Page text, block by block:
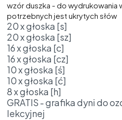
wzór duszka - do wydrukowania
potrzebnych jest ukrytych słów
20 x głoska [s]
20 x głoska [sz]
16 x głoska [c]
16 x głoska [cz]
10 x głoska [ś]
10 x głoska [ć]
8 x głoska [h]
GRATIS - grafika dyni do
lekcyjnej